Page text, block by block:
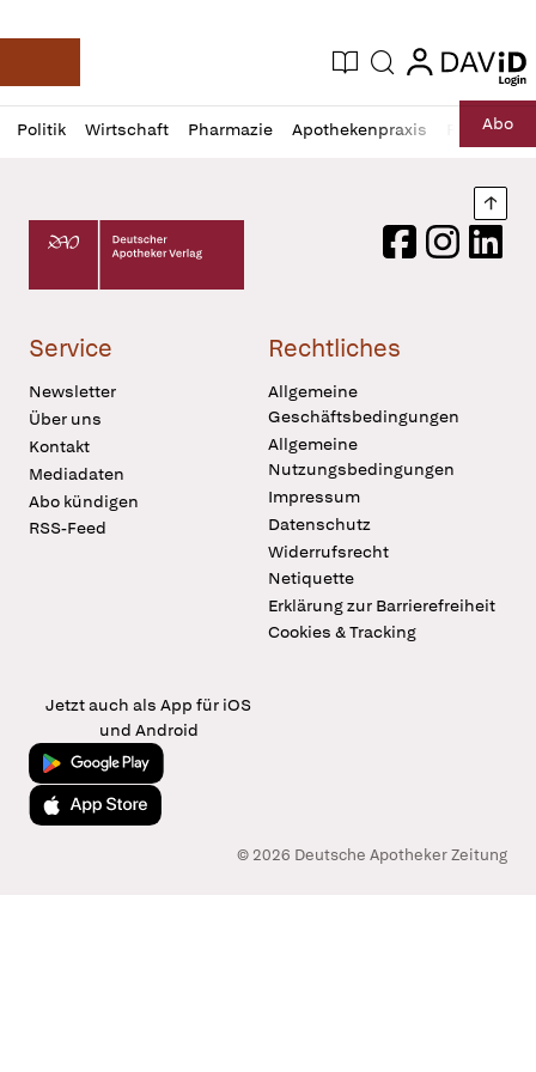
Deutsche Apotheker Zeitung
Aktuelle Ausgabe
Suche login
login
Politik Wirtschaft Pharmazie Apothekenpraxis RechtAbo
Profil
öffnen
Daz
Pur
Deutscher Apotheker Verlag Logo
FacebookInstagram
Service
Newsletter
Über uns
Kontakt
Mediadaten
Abo kündigen
RSS-Feed
Rechtliches
Allgemeine
Geschäftsbedingungen
Allgemeine
Nutzungsbedingungen
Impressum
Datenschutz
Widerrufsrecht
Netiquette
Erklärung zur Barrierefreiheit
Cookies & Tracking
Jetzt auch als App für iOS
und Android
Jetzt bei Google Play
Laden im App Store
© 2026 Deutsche Apotheker Zeitung